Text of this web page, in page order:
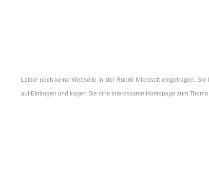
Leider noch keine Webseite in der Rubrik Microsoft eingetragen.
auf Eintragen und tragen Sie eine interessante Homepage zum